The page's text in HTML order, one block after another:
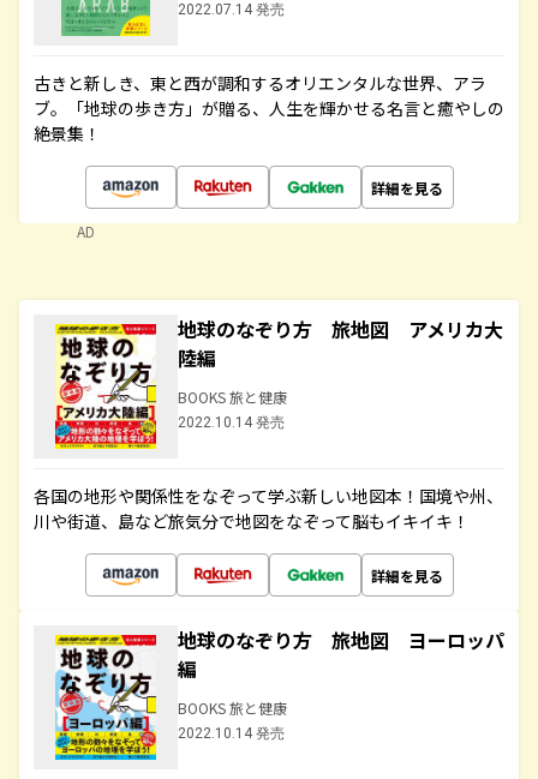
2022.07.14 発売
古きと新しき、東と西が調和するオリエンタルな世界、アラ
ブ。「地球の歩き方」が贈る、人生を輝かせる名言と癒やしの
絶景集！
詳細を見る
AD
地球のなぞり方 旅地図 アメリカ大
陸編
BOOKS 旅と健康
2022.10.14 発売
各国の地形や関係性をなぞって学ぶ新しい地図本！国境や州、
川や街道、島など旅気分で地図をなぞって脳もイキイキ！
詳細を見る
地球のなぞり方 旅地図 ヨーロッパ
編
BOOKS 旅と健康
2022.10.14 発売